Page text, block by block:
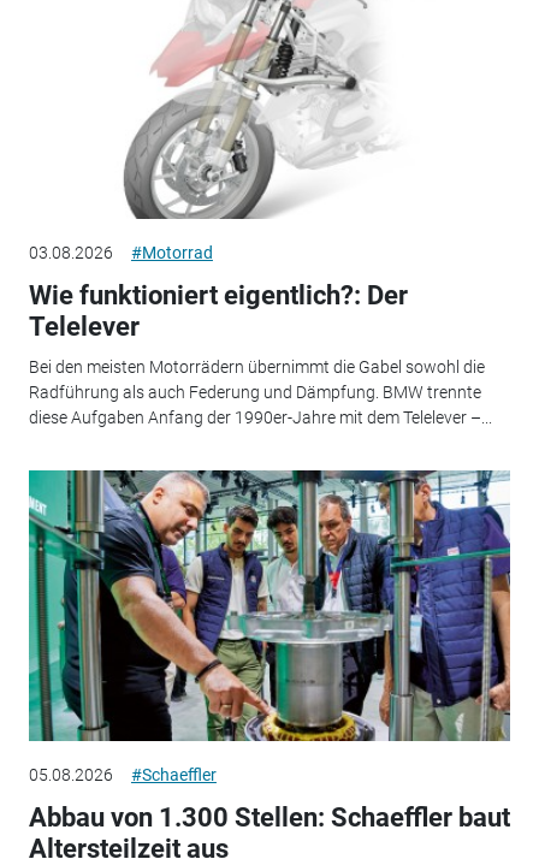
03.08.2026 #Motorrad
Wie funktioniert eigentlich?: Der
Telelever
Bei den meisten Motorrädern übernimmt die Gabel sowohl die
Radführung als auch Federung und Dämpfung. BMW trennte
diese Aufgaben Anfang der 1990er-Jahre mit dem Telelever –...
05.08.2026 #Schaeffler
Abbau von 1.300 Stellen: Schaeffler baut
Altersteilzeit aus